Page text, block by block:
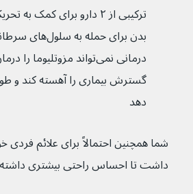
ترکیبی از ۲ دارو برای کمک
بدن برای حمله
گسترش بیماری را آهسته کند و
دهد
شما همچنین احتمالاً برای علائم فردی
داشت تا احساس راحتی بیشتری